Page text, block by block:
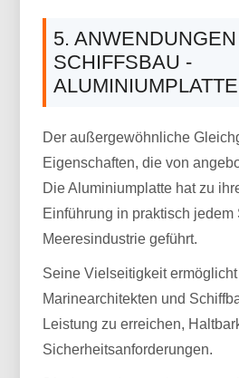
5.
SCHIFFSBAU -
ALUMINIUMPLATTE
Der außergewöhnliche
Eigenschaften, die von
Die Aluminiumplatte hat zu
Einführung in praktisch jedem
Meeresindustrie geführt.
Seine Vielseitigkeit
Marinearchitekten und
Leistung zu erreichen,
Sicherheitsanforderungen.